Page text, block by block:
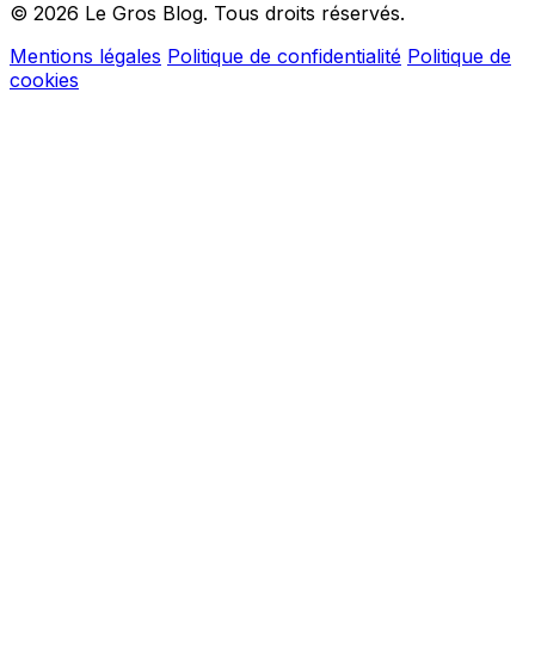
© 2026 Le Gros Blog. Tous droits réservés.
Mentions légales Politique de confidentialité Politique de
cookies